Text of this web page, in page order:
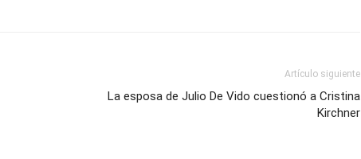
Artículo siguiente
La esposa de Julio De Vido cuestionó a Cristina
Kirchner